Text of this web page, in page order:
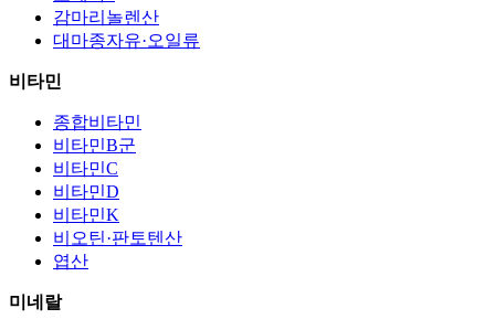
감마리놀렌산
대마종자유·오일류
비타민
종합비타민
비타민B군
비타민C
비타민D
비타민K
비오틴·판토텐산
엽산
미네랄